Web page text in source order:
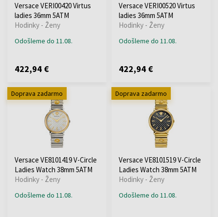
Versace VERI00420 Virtus
ladies 36mm 5ATM
Hodinky - Ženy
Odošleme do 11.08.
422,94 €
Versace VERI00520 Virtus
ladies 36mm 5ATM
Hodinky - Ženy
Odošleme do 11.08.
422,94 €
Doprava zadarmo
Versace VE8101419 V-Circle
Ladies Watch 38mm 5ATM
Hodinky - Ženy
Odošleme do 11.08.
Doprava zadarmo
Versace VE8101519 V-Circle
Ladies Watch 38mm 5ATM
Hodinky - Ženy
Odošleme do 11.08.